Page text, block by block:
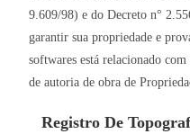
9.609/98) e do Decreto n°
garantir sua propriedade e
softwares está relacionado
de autoria de obra de
Registro De